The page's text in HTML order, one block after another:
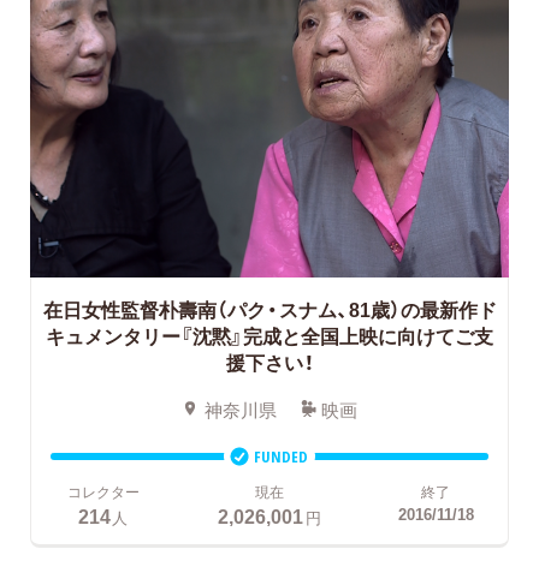
在日女性監督朴壽南（パク・スナム、81歳）の最新作ド
キュメンタリー『沈黙』完成と全国上映に向けてご支
援下さい！
神奈川県 映画
FUNDED
コレクター
214人
現在
2,026,001円
終了
2016/11/18